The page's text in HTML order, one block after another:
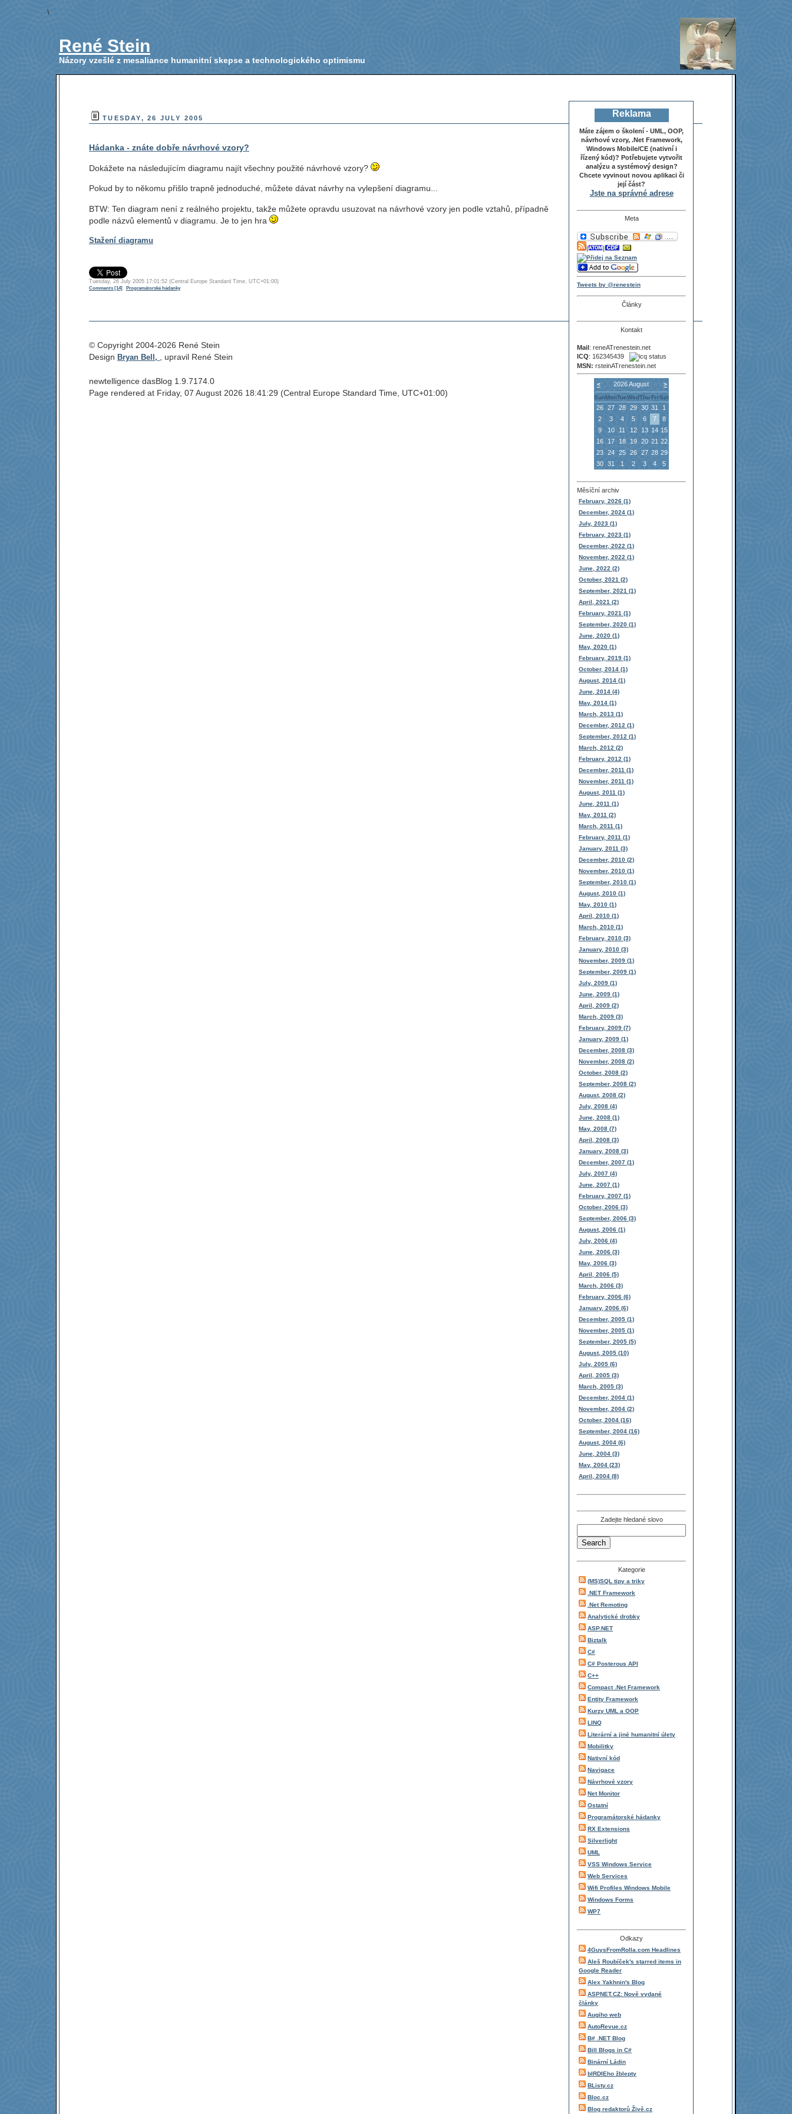
\
René Stein
Názory vzešlé z mesaliance humanitní skepse a technologického optimismu
Reklama
Máte zájem o školení - UML, OOP,
návrhové vzory, .Net Framework,
Windows Mobile/CE (nativní i
řízený kód)? Potřebujete vytvořit
analýzu a systémový design?
Chcete vyvinout novou aplikaci či
její část?
Jste na správné adrese
Meta
Tweets by @renestein
Články
Kontakt
Mail: reneATrenestein.net
ICQ: 162345439
MSN: rsteinATrenestein.net
< 2026 August
>
SunMonTueWedThu FriSat
26 27 28 29 30 31
1
2
3 4 5 6 7
8
9
10 11 12 13 14 15
16
17 18 19 20 21 22
23
24 25 26 27 28 29
30
31 1 2 3 4 5
Měsíční archiv
February, 2026 (1)
December, 2024 (1)
July, 2023 (1)
February, 2023 (1)
December, 2022 (1)
November, 2022 (1)
June, 2022 (2)
October, 2021 (2)
September, 2021 (1)
April, 2021 (2)
February, 2021 (1)
September, 2020 (1)
June, 2020 (1)
May, 2020 (1)
February, 2019 (1)
October, 2014 (1)
August, 2014 (1)
June, 2014 (4)
May, 2014 (1)
March, 2013 (1)
December, 2012 (1)
September, 2012 (1)
March, 2012 (2)
February, 2012 (1)
December, 2011 (1)
November, 2011 (1)
August, 2011 (1)
June, 2011 (1)
May, 2011 (2)
March, 2011 (1)
February, 2011 (1)
January, 2011 (3)
December, 2010 (2)
November, 2010 (1)
September, 2010 (1)
August, 2010 (1)
May, 2010 (1)
April, 2010 (1)
March, 2010 (1)
February, 2010 (3)
January, 2010 (3)
November, 2009 (1)
September, 2009 (1)
July, 2009 (1)
June, 2009 (1)
April, 2009 (2)
March, 2009 (3)
February, 2009 (7)
January, 2009 (1)
December, 2008 (3)
November, 2008 (2)
October, 2008 (2)
September, 2008 (2)
August, 2008 (2)
July, 2008 (4)
June, 2008 (1)
May, 2008 (7)
April, 2008 (3)
January, 2008 (3)
December, 2007 (1)
July, 2007 (4)
June, 2007 (1)
February, 2007 (1)
October, 2006 (3)
September, 2006 (3)
August, 2006 (1)
July, 2006 (4)
June, 2006 (3)
May, 2006 (3)
April, 2006 (5)
March, 2006 (3)
February, 2006 (6)
January, 2006 (6)
December, 2005 (1)
November, 2005 (1)
September, 2005 (5)
August, 2005 (10)
July, 2005 (6)
April, 2005 (3)
March, 2005 (3)
December, 2004 (1)
November, 2004 (2)
October, 2004 (16)
September, 2004 (16)
August, 2004 (6)
June, 2004 (3)
May, 2004 (23)
April, 2004 (8)
Zadejte hledané slovo
Kategorie
(MS)SQL tipy a triky
.NET Framework
.Net Remoting
Analytické drobky
ASP.NET
Biztalk
C#
C# Posterous API
C++
Compact .Net Framework
Entity Framework
Kurzy UML a OOP
LINQ
Literární a jiné humanitní úlety
Mobilitky
Nativní kód
Navigace
Návrhové vzory
Net Monitor
Ostatní
Programátorské hádanky
RX Extensions
Silverlight
UML
VSS Windows Service
Web Services
Wifi Profiles Windows Mobile
Windows Forms
WP7
Odkazy
4GuysFromRolla.com Headlines
Aleš Roubíček's starred items in
Google Reader
Alex Yakhnin's Blog
ASPNET.CZ: Nově vydané
články
Augiho web
AutoRevue.cz
B# .NET Blog
Bill Blogs in C#
Binární Ládin
bIRDIEho žblepty
BListy.cz
Bloc.cz
Blog redaktorů Živě.cz
TUESDAY, 26 JULY 2005
Hádanka - znáte dobře návrhové vzory?
Dokážete na následujícím diagramu najít všechny použité návrhové vzory?
Pokud by to někomu přišlo trapně jednoduché, můžete dávat návrhy na vylepšení diagramu...
BTW: Ten diagram není z reálného projektu, takže můžete opravdu usuzovat na návrhové vzory jen podle vztahů, případně
podle názvů elementů v diagramu. Je to jen hra
Stažení diagramu
Tuesday, 26 July 2005 17:01:52 (Central Europe Standard Time, UTC+01:00)
Comments [14] Programátorské hádanky
© Copyright 2004-2026 René Stein
Design Bryan Bell, , upravil René Stein
newtelligence dasBlog 1.9.7174.0
Page rendered at Friday, 07 August 2026 18:41:29 (Central Europe Standard Time, UTC+01:00)